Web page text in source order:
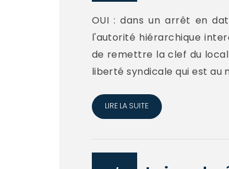
OUI : dans un arrêt en
l'autorité hiérarchique
de remettre la clef du
liberté syndicale qui est au
LIRE LA SUITE